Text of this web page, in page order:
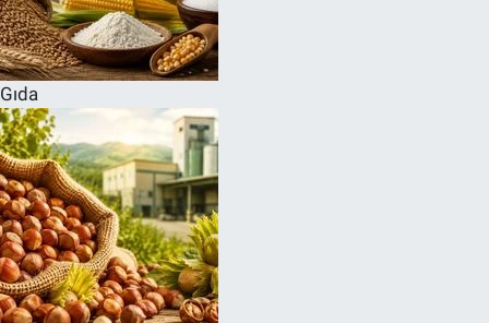
Gıda